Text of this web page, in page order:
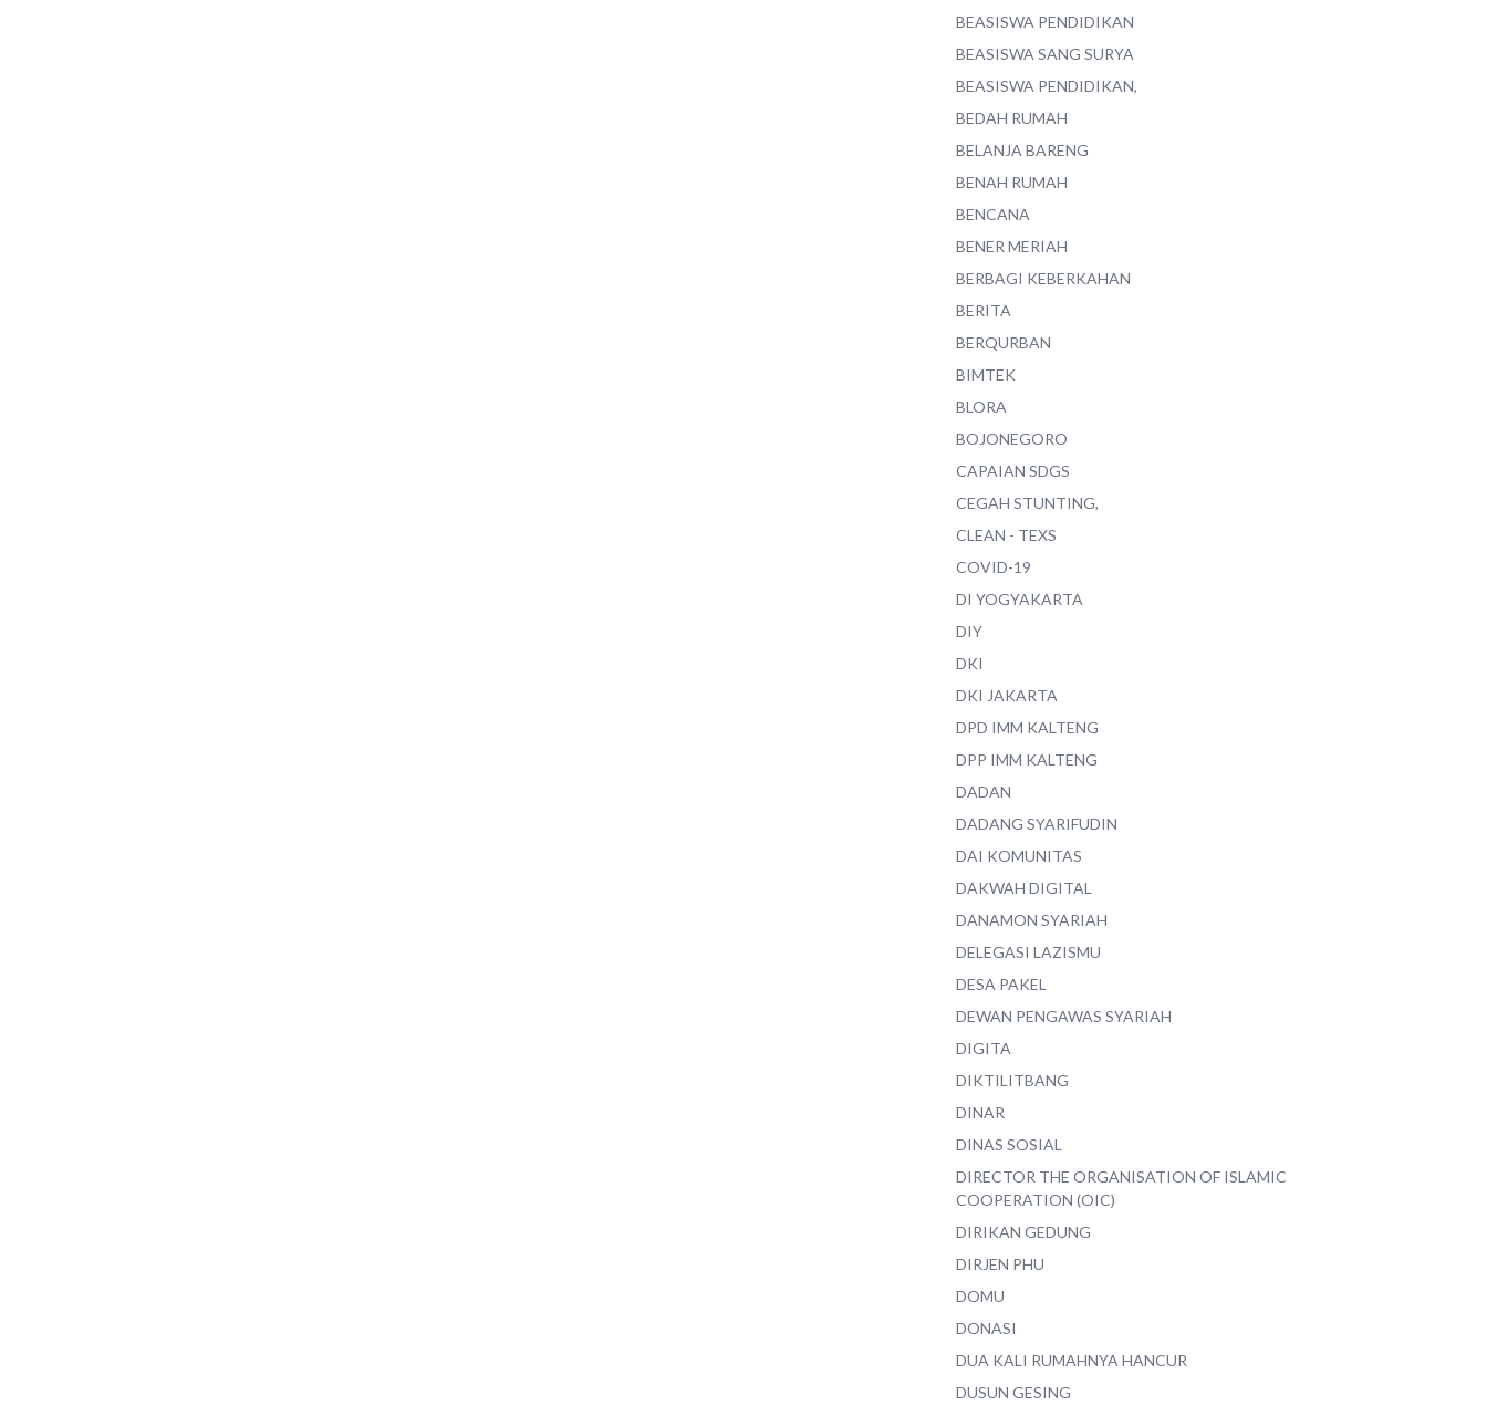
BEASISWA PENDIDIKAN
BEASISWA SANG SURYA
BEASISWA PENDIDIKAN,
BEDAH RUMAH
BELANJA BARENG
BENAH RUMAH
BENCANA
BENER MERIAH
BERBAGI KEBERKAHAN
BERITA
BERQURBAN
BIMTEK
BLORA
BOJONEGORO
CAPAIAN SDGS
CEGAH STUNTING,
CLEAN - TEXS
COVID-19
DI YOGYAKARTA
DIY
DKI
DKI JAKARTA
DPD IMM KALTENG
DPP IMM KALTENG
DADAN
DADANG SYARIFUDIN
DAI KOMUNITAS
DAKWAH DIGITAL
DANAMON SYARIAH
DELEGASI LAZISMU
DESA PAKEL
DEWAN PENGAWAS SYARIAH
DIGITA
DIKTILITBANG
DINAR
DINAS SOSIAL
DIRECTOR THE ORGANISATION OF ISLAMIC
COOPERATION (OIC)
DIRIKAN GEDUNG
DIRJEN PHU
DOMU
DONASI
DUA KALI RUMAHNYA HANCUR
DUSUN GESING